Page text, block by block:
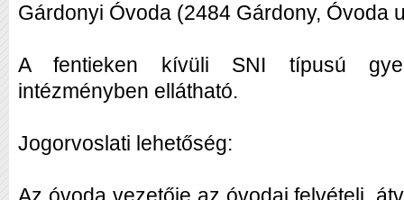
Gárdonyi Óvoda (2484 Gárdony, Óvoda
A fentieken kívüli SNI típusú
intézményben ellátható.
Jogorvoslati lehetőség: